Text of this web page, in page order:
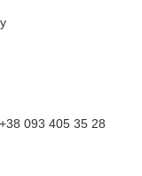
093 405 35 28